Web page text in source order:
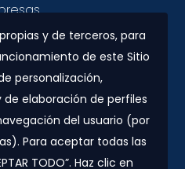
y de terceros, para
de este Sitio
personalización,
elaboración de perfiles
del usuario (por
Para aceptar todas las
TODO”. Haz clic en
7. 5º 1ª.
Barcelona
jobs.com
/ 930 500 800